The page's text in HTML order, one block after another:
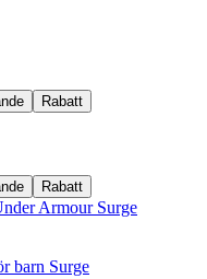
Rabatt
Rabatt
barn Surge